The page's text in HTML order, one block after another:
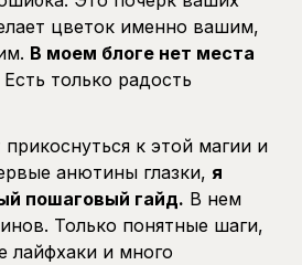
цветок именно вашим,
В моем блоге нет места
Есть только радость
к этой магии и
анютины глазки, я
пошаговый гайд. В нем
Только понятные шаги,
лайфхаки и много